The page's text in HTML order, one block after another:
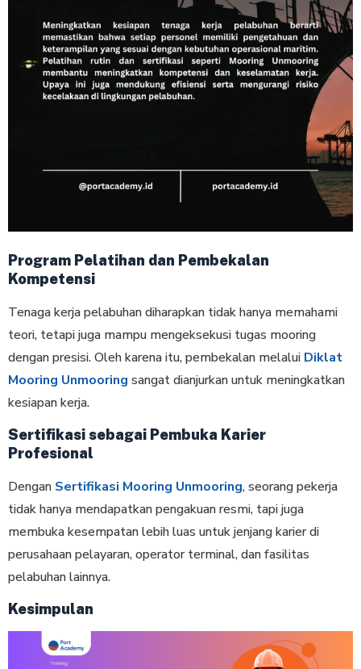
Program Pelatihan dan Pembekalan
Kompetensi
Tenaga kerja pelabuhan diharapkan tidak hanya memahami
teori, tetapi juga mampu mengeksekusi tugas mooring
dengan presisi. Oleh karena itu, pembekalan melalui Diklat
Mooring Unmooring sangat dianjurkan untuk meningkatkan
kesiapan kerja.
Sertifikasi sebagai Pembuka Karier
Profesional
Dengan Sertifikasi Mooring Unmooring, seorang pekerja
tidak hanya mendapatkan pengakuan resmi, tapi juga
membuka kesempatan lebih luas untuk jenjang karier di
perusahaan pelayaran, operator terminal, dan fasilitas
pelabuhan lainnya.
Kesimpulan